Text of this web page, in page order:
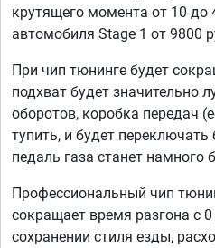
крутящего момента от 10 до
автомобиля Stage 1 от 9800
При чип тюнинге будет
подхват будет значительно
оборотов, коробка передач
тупить, и будет переключать
педаль газа станет намного
Профессиональный чип
сокращает время разгона с
сохранении стиля езды,